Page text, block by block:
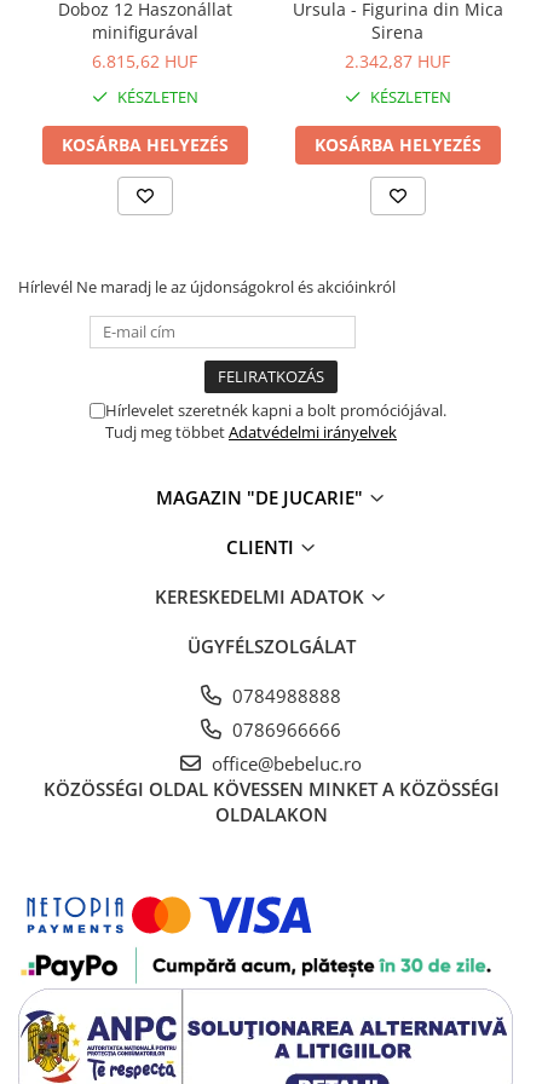
Interaktív könyvek
Gyerek órák
Zenélő dobozok
Idei cadou fetite
Olcsó ajándékok gyerekeknek
Keresztelő ajándékok
Ajándékok 2 éves gyerekeknek
Ajándékok 3 éves gyerekeknek
Ajándékok 4 éves gyerekeknek
Ajándékok 7 éves gyerekeknek
Ajándékok 8 éves gyerekeknek
Ajándékok 9 éves gyerekeknek
Ajándékok 11 éves gyerekeknek
Ajándékok 12 éves gyerekeknek
Iskolai felszerelések
Fiú hátizsákok
Gyerek esernyők
Gyerek naplók
Gyerek rekeszes ételhordók
Lány hátizsákok
Papír-írószer
Doboz 12 Haszonállat
minifigurával
6.815,62 HUF
KÉSZLETEN
KOSÁRBA HELYEZÉS
Ursula - Figurina din Mica
Sirena
2.342,87 HUF
KÉSZLETEN
KOSÁRBA HELYEZÉS
Hírlevél Ne maradj le az újdonságokrol és akcióinkról
Hírlevelet szeretnék kapni a bolt promóciójával.
Tudj meg többetAdatvédelmi irányelvek
MAGAZIN "DE JUCARIE"
CLIENTI
KERESKEDELMI ADATOK
ÜGYFÉLSZOLGÁLAT
0784988888
0786966666
office@bebeluc.ro
KÖZÖSSÉGI OLDAL KÖVESSEN MINKET A KÖZÖSSÉGI
OLDALAKON